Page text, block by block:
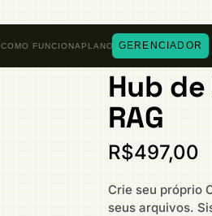
COMO FUNCIONA PLANOSGERENCIADOR
Hub
RAG
R$497,00
Crie seu próprio
seus arquivos.